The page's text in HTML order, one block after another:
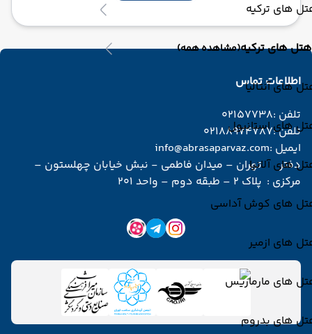
های ترکیه
هتل های ترکیه(مشاهده همه)
های آنتالیا
های استانبول
های آلانیا
های کوش آداسی
های ازمیر
های مارماریس
های بدروم
اطلاعات تماس
تلفن :02157738
تلفن :02188974787
ایمیل :info@abrasaparvaz.com
دفتر
مرکزی :
تهران – میدان فاطمی - نبش خیابان چهلستون –
پلاک 2 – طبقه دوم – واحد 201